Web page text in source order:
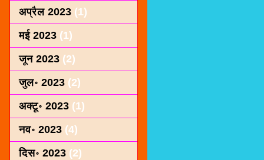
अप्रैल 2023 (1)
मई 2023 (1)
जून 2023 (2)
जुल॰ 2023 (2)
अक्टू॰ 2023 (1)
नव॰ 2023 (4)
दिस॰ 2023 (2)